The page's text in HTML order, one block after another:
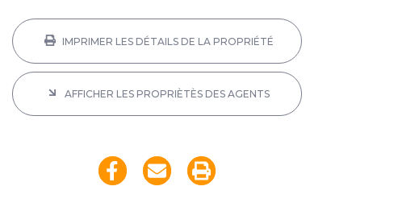
IMPRIMER LES DÉTAILS DE LA PROPRIÉTÉ
AFFICHER LES PROPRIÈTÈS DES AGENTS